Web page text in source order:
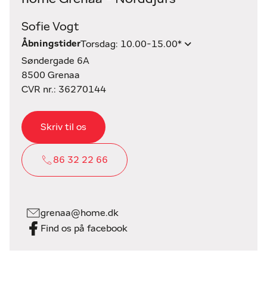
Sofie Vogt
ÅbningstiderTorsdag: 10.00-15.00*
Søndergade 6A
8500 Grenaa
CVR nr.: 36270144
Skriv til os
86 32 22 66
grenaa@home.dk
Find os på facebook